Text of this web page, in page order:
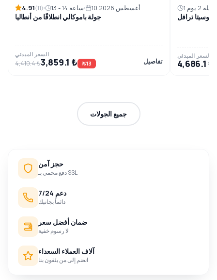
4.91(11) 13 - 14 ساعة 10 أغسطس 2026
جولة باموكالي انطلاقًا من أنطاليا
السعر المبدئي
4,410.4 ₺3,859.1 ₺ %13 تفاصيل
1 ليلة 2 يوم
| بوسيتا ترافل
السعر المبدئي
4,686.1 ₺
جميع الجولات
حجز آمن
دفع محمي بـ SSL
دعم 7/24
دائماً بجانبك
ضمان أفضل سعر
لا رسوم خفية
آلاف العملاء السعداء
انضم إلى من يثقون بنا